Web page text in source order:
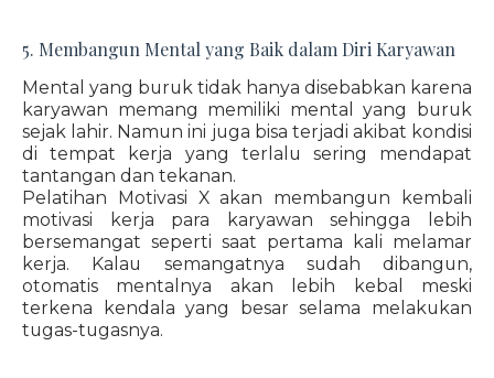
5. Membangun Mental yang Baik dalam Diri Karyawan
Mental yang buruk tidak hanya disebabkan karena
karyawan memang memiliki mental yang buruk
sejak lahir. Namun ini juga bisa terjadi akibat kondisi
di tempat kerja yang terlalu sering mendapat
tantangan dan tekanan.
Pelatihan Motivasi X akan membangun kembali
motivasi kerja para karyawan sehingga lebih
bersemangat seperti saat pertama kali melamar
kerja. Kalau semangatnya sudah dibangun,
otomatis mentalnya akan lebih kebal meski
terkena kendala yang besar selama melakukan
tugas-tugasnya.